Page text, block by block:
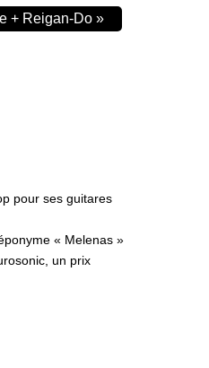
+ Reigan-Do »
pour ses guitares
« Melenas »
un prix